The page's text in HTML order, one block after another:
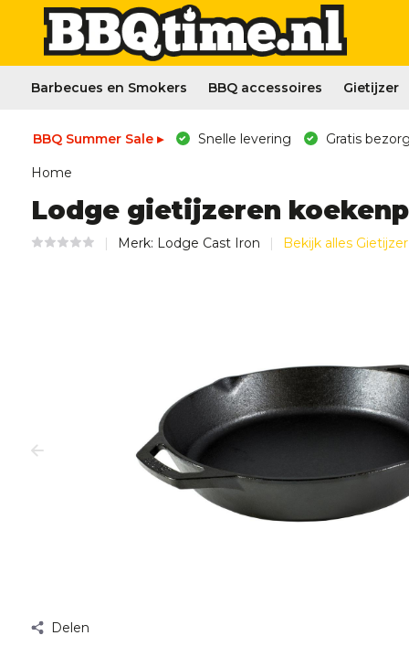
Barbecues en Smokers BBQ accessoires Gietijzer
BBQ Summer Sale ▸ Snelle levering Gratis
Home
Lodge gietijzeren
Merk: Lodge Cast Iron Bekijk alles Gietijzer
Delen